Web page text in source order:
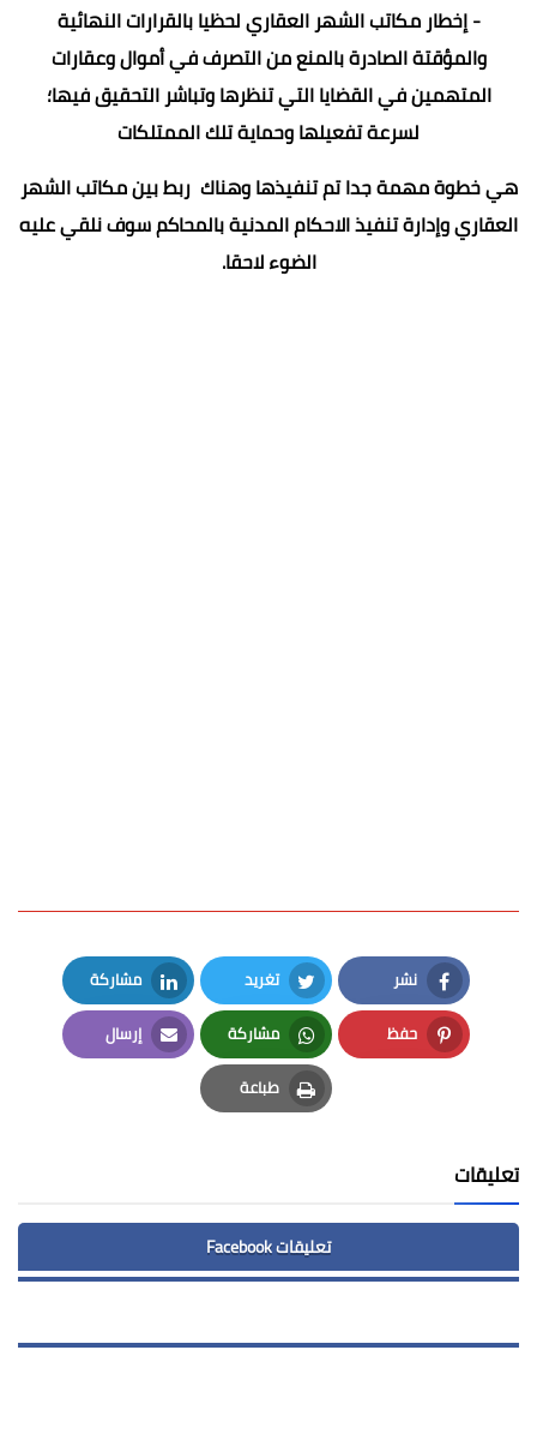
- إخطار مكاتب الشهر العقاري لحظيا بالقرارات النهائية
والمؤقتة الصادرة بالمنع من التصرف في أموال وعقارات
المتهمين في القضايا التي تنظرها وتباشر التحقيق فيها؛
لسرعة تفعيلها وحماية تلك الممتلكات
هي خطوة مهمة جدا تم تنفيذها وهناك ربط بين مكاتب الشهر
العقاري وإدارة تنفيذ الاحكام المدنية بالمحاكم سوف نلقي عليه
الضوء لاحقا.
نشر
Facebook
تغريد
Twitter
مشاركة
LinkedIn
حفظ
Pinterest
مشاركة
Whatsapp
إرسال
Email
طباعة
Print
تعليقات
تعليقات Facebook